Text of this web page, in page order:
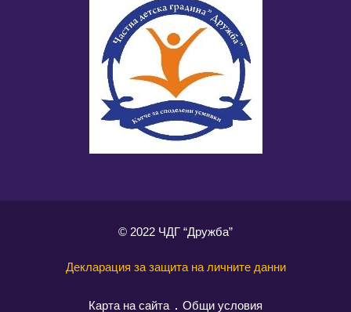
© 2022 ЧДГ “Дружба”
Декларация за защита на личните данни
Карта на сайта Общи условия